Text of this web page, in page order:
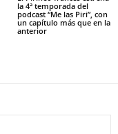
la 4ª temporada del
podcast “Me las Piri”, con
un capítulo más que en la
anterior